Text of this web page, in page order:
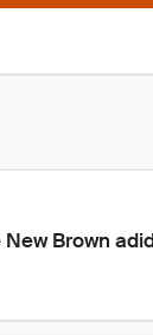
Brown